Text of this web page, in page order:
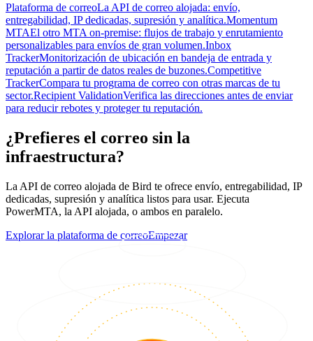
Plataforma de correoLa API de correo alojada: envío,
entregabilidad, IP dedicadas, supresión y analítica.Momentum
MTAEl otro MTA on-premise: flujos de trabajo y enrutamiento
personalizables para envíos de gran volumen.Inbox
TrackerMonitorización de ubicación en bandeja de entrada y
reputación a partir de datos reales de buzones.Competitive
TrackerCompara tu programa de correo con otras marcas de tu
sector.Recipient ValidationVerifica las direcciones antes de enviar
para reducir rebotes y proteger tu reputación.
¿Prefieres el correo sin la
infraestructura?
La API de correo alojada de Bird te ofrece envío, entregabilidad, IP
dedicadas, supresión y analítica listos para usar. Ejecuta
PowerMTA, la API alojada, o ambos en paralelo.
Explorar la plataforma de correoEmpezar